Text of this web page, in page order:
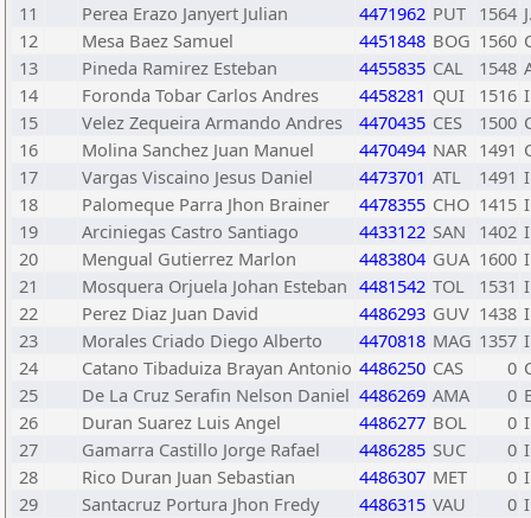
11
Perea Erazo Janyert Julian 4471962 PUT 1564
12
Mesa Baez Samuel 4451848 BOG 1560
13
Pineda Ramirez Esteban 4455835 CAL 1548
14
Foronda Tobar Carlos Andres 4458281 QUI 1516
15
Velez Zequeira Armando Andres 4470435 CES 1500
16
Molina Sanchez Juan Manuel 4470494 NAR 1491
17
Vargas Viscaino Jesus Daniel 4473701 ATL 1491
18
Palomeque Parra Jhon Brainer 4478355 CHO 1415
19
Arciniegas Castro Santiago 4433122 SAN 1402
20
Mengual Gutierrez Marlon 4483804 GUA 1600
21
Mosquera Orjuela Johan Esteban 4481542 TOL 1531
22
Perez Diaz Juan David 4486293 GUV 1438
23
Morales Criado Diego Alberto 4470818 MAG 1357
24
Catano Tibaduiza Brayan Antonio 4486250 CAS 0
25
De La Cruz Serafin Nelson Daniel 4486269 AMA 0
26
Duran Suarez Luis Angel 4486277 BOL 0
27
Gamarra Castillo Jorge Rafael 4486285 SUC 0
28
Rico Duran Juan Sebastian 4486307 MET 0
29
Santacruz Portura Jhon Fredy 4486315 VAU 0